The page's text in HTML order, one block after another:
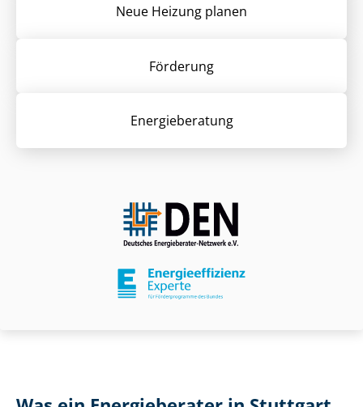
Neue Heizung planen
Förderung
Energieberatung